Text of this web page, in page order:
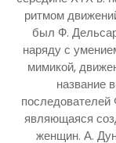
ритмом
был Ф.
наряду с
мимикой,
название
последователей
являющаяся
женщин. А.